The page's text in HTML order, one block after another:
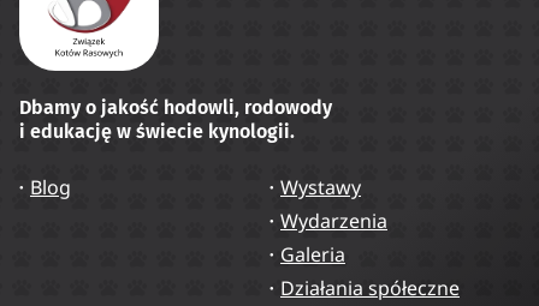
Dbamy o jakość hodowli, rodowody
i edukację w świecie kynologii.
Blog
Wystawy
Wydarzenia
Galeria
Działania spółeczne